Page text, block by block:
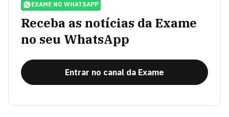
EXAME NO WHATSAPP
Receba as notícias da Exame
no seu WhatsApp
Entrar no canal da Exame